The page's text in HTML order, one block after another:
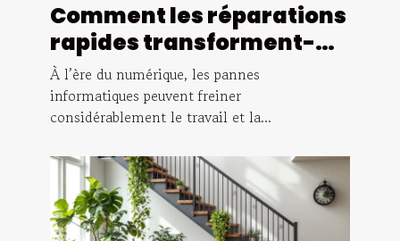
Comment les réparations
rapides transforment-
elles l'entretien des
ordinateurs ?
À l’ère du numérique, les pannes
informatiques peuvent freiner
considérablement le travail et la...